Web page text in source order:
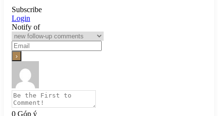
Subscribe
Login
Notify of
0 Góp ý